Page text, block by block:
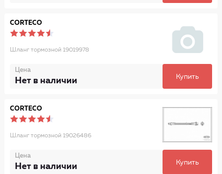
CORTECO
Шланг тормозной 19019978
Цена
Нет в наличии Купить
CORTECO
Шланг тормозной 19026486
Цена
Нет в наличии Купить